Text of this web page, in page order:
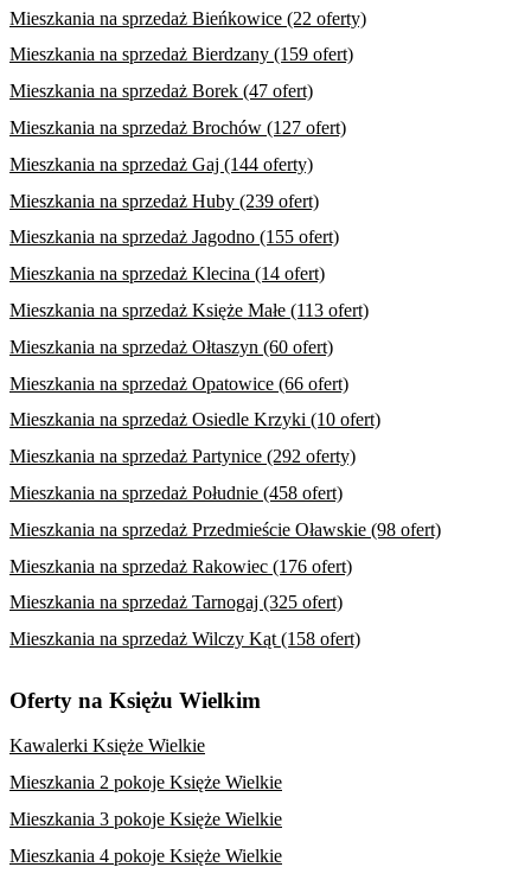
Mieszkania na sprzedaż Bieńkowice (22 oferty)
Mieszkania na sprzedaż Bierdzany (159 ofert)
Mieszkania na sprzedaż Borek (47 ofert)
Mieszkania na sprzedaż Brochów (127 ofert)
Mieszkania na sprzedaż Gaj (144 oferty)
Mieszkania na sprzedaż Huby (239 ofert)
Mieszkania na sprzedaż Jagodno (155 ofert)
Mieszkania na sprzedaż Klecina (14 ofert)
Mieszkania na sprzedaż Księże Małe (113 ofert)
Mieszkania na sprzedaż Ołtaszyn (60 ofert)
Mieszkania na sprzedaż Opatowice (66 ofert)
Mieszkania na sprzedaż Osiedle Krzyki (10 ofert)
Mieszkania na sprzedaż Partynice (292 oferty)
Mieszkania na sprzedaż Południe (458 ofert)
Mieszkania na sprzedaż Przedmieście Oławskie (98 ofert)
Mieszkania na sprzedaż Rakowiec (176 ofert)
Mieszkania na sprzedaż Tarnogaj (325 ofert)
Mieszkania na sprzedaż Wilczy Kąt (158 ofert)
Oferty na Księżu Wielkim
Kawalerki Księże Wielkie
Mieszkania 2 pokoje Księże Wielkie
Mieszkania 3 pokoje Księże Wielkie
Mieszkania 4 pokoje Księże Wielkie